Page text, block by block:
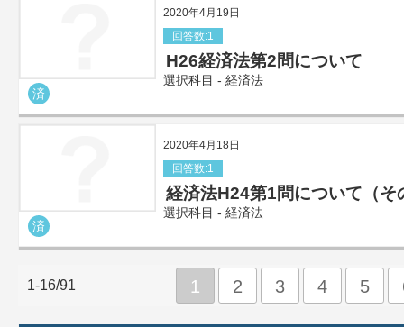
2020年4月19日
回答数:1
H26経済法第2問について
選択科目 - 経済法
済
2020年4月18日
回答数:1
経済法H24第1問について（そ
選択科目 - 経済法
済
1-16/91 1 2 3 4 5